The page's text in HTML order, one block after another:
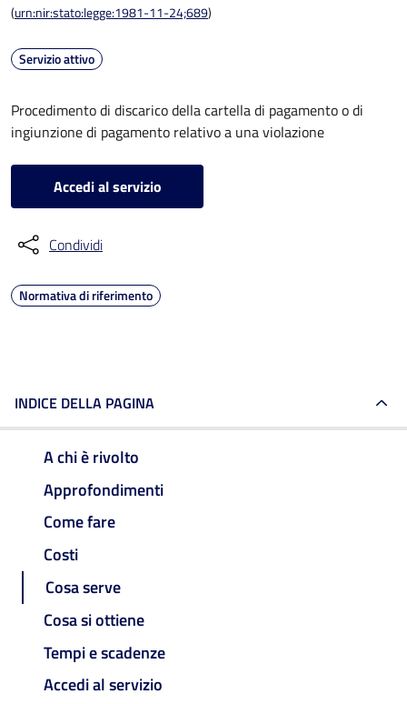
(urn:nir:stato:legge:1981-11-24;689)
Servizio attivo
Procedimento di discarico della cartella di pagamento o di
ingiunzione di pagamento relativo a una violazione
Accedi al servizio
Condividi
Normativa di riferimento
INDICE DELLA PAGINA
A chi è rivolto
Approfondimenti
Come fare
Costi
Cosa serve
Cosa si ottiene
Tempi e scadenze
Accedi al servizio